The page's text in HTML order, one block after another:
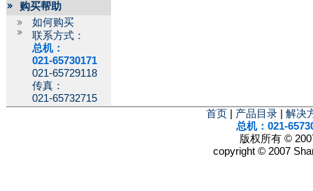
购买帮助
如何购买
联系方式：
总机：
021-65730171
021-65729118
传真：
021-65732715
首页 产品目录
解决
总机：021-
版权所有 ©
copyright © 2007